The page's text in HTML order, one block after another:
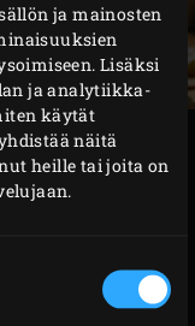
ja mainosten
Lisäksi
ja analytiikka-
käytät
näitä
heille tai joita on
ja punaiset